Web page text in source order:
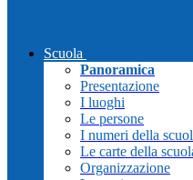
Scuola
Panoramica
Presentazione
I luoghi
Le persone
I numeri della
Le carte della
Organizzazione